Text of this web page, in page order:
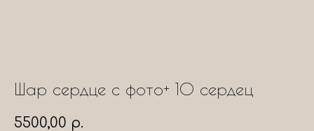
Шар сердце с фото+ 10 сердец
5500,00 р.